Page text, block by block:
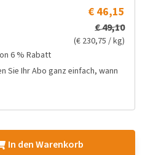
€ 46,15
€ 49,10
(€ 230,75 / kg)
6 % Rabatt
Sie Ihr Abo ganz einfach, wann
In den Warenkorb